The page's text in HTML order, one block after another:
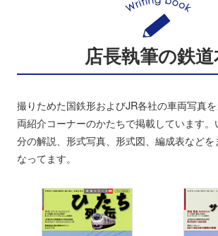
店長執筆の鉄
撮りためた国鉄形およびJR各社の車両写真
両紹介コーナーのかたちで掲載しています
分の解説、形式写真、形式図、編成表などを
なってます。